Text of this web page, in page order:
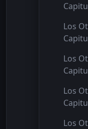
Los
Los
Los
Los